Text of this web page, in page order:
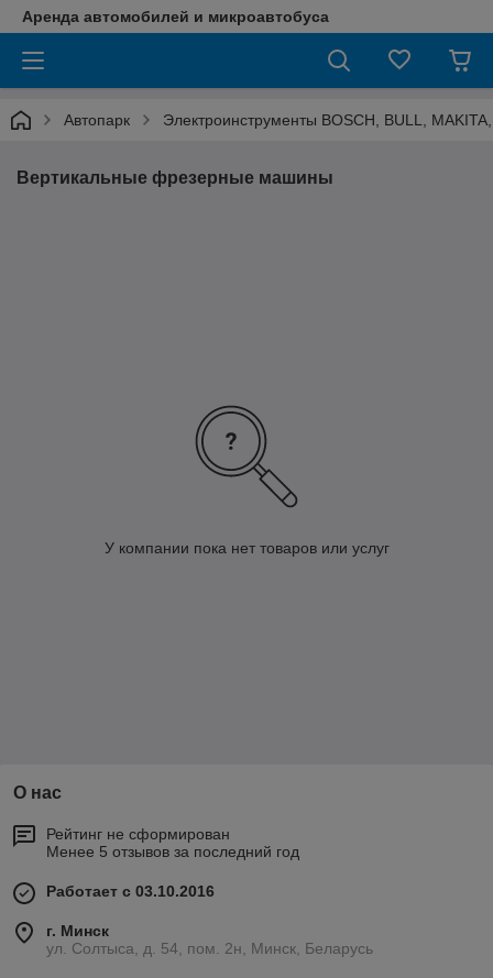
Аренда автомобилей и микроавтобуса
Автопарк Электроинструменты BOSCH, BULL,
Вертикальные фрезерные машины
У компании пока нет товаров или услуг
О нас
Рейтинг не сформирован
Менее 5 отзывов за последний год
Работает с 03.10.2016
г. Минск
ул. Солтыса, д. 54, пом. 2н, Минск, Беларусь